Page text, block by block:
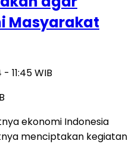
Masyarakat
11:45 WIB
ekonomi Indonesia
menciptakan kegiatan